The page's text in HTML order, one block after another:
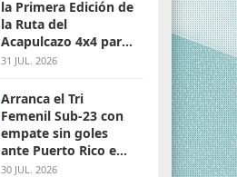
la Primera Edición de
la Ruta del
Acapulcazo 4x4 para
parejas
31 JUL. 2026
Arranca el Tri
Femenil Sub-23 con
empate sin goles
ante Puerto Rico en
Santo Domingo 2026
30 JUL. 2026